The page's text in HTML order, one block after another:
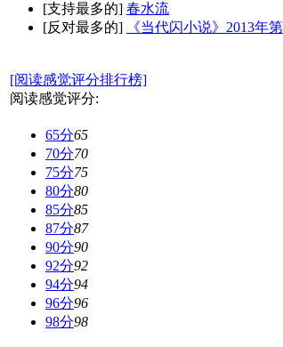
[支持最多的] 春水流
[反对最多的]
《当代闪小说》2013年
[阅读感觉评分排行榜]
阅读感觉评分:
65分65
70分70
75分75
80分80
85分85
87分87
90分90
92分92
94分94
96分96
98分98